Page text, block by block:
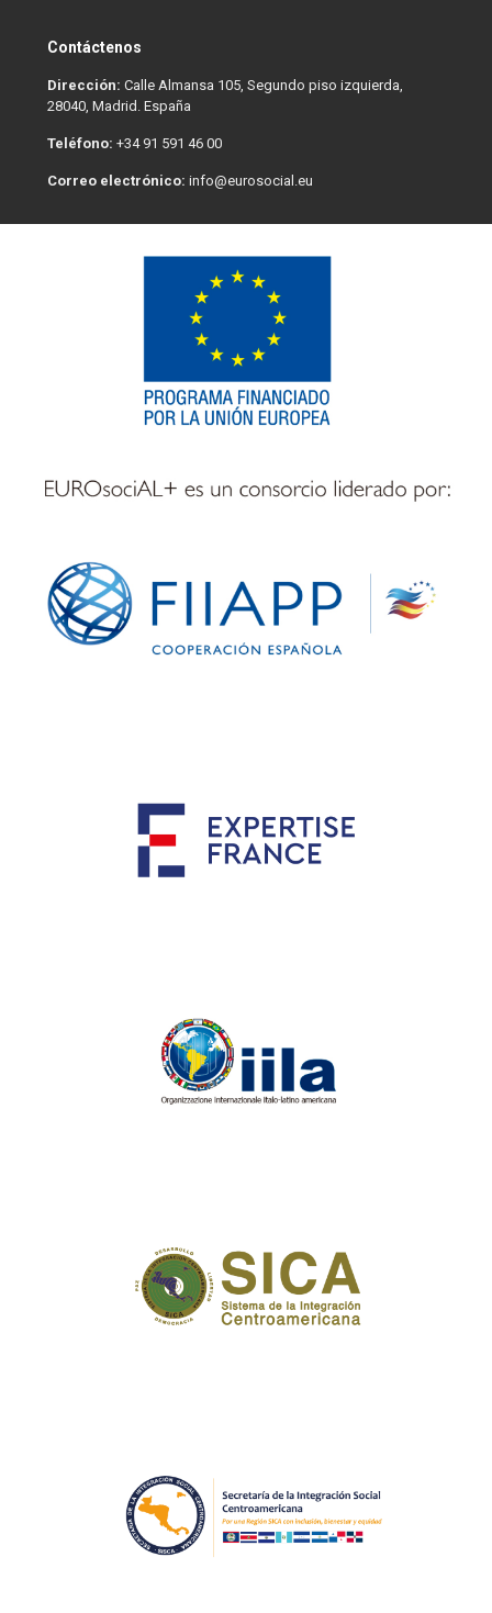
Contáctenos
Dirección: Calle Almansa 105, Segundo piso izquierda,
28040, Madrid. España
Teléfono: +34 91 591 46 00
Correo electrónico: info@eurosocial.eu